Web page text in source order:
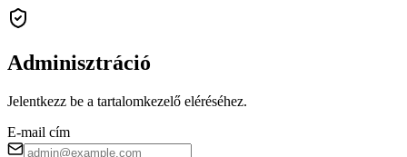
Adminisztráció
Jelentkezz be a tartalomkezelő eléréséhez.
E-mail cím